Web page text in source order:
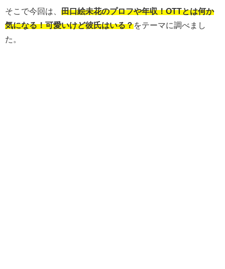
そこで今回は、 田口絵未花のプロフや年収！OTTとは何か
気になる！可愛いけど彼氏はいる？をテーマに調べまし
た。